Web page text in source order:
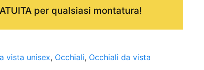
per qualsiasi montatura!
vista unisex, Occhiali, Occhiali da vista